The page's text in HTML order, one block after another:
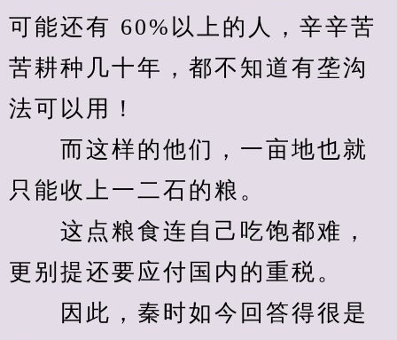
可能还有 60%以上的人，辛辛苦
苦耕种几十年，都不知道有垄沟
法可以用！
而这样的他们，一亩地也就
只能收上一二石的粮。
这点粮食连自己吃饱都难，
更别提还要应付国内的重税。
因此，秦时如今回答得很是